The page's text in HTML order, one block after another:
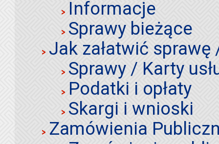
Informacje
Sprawy bieżące
Jak załatwić sprawę
Sprawy / Karty
Podatki i opłaty
Skargi i wnioski
Zamówienia